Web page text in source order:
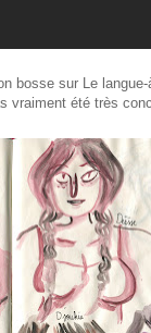
bosse sur Le
vraiment été très